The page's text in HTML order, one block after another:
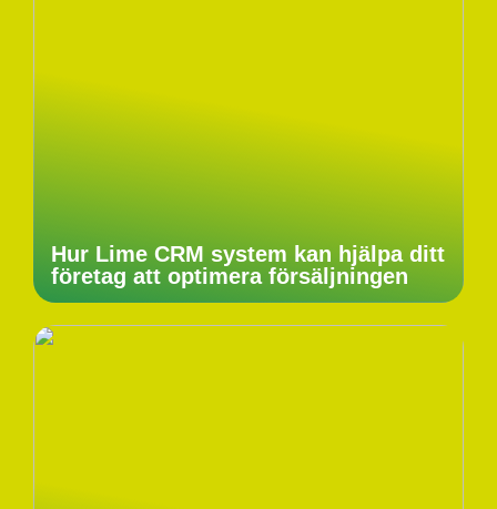
Hur Lime CRM system kan hjälpa ditt
företag att optimera försäljningen